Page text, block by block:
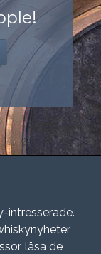
intresserade.
läsa de